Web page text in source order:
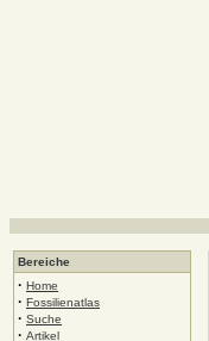
Bereiche
· Home
· Fossilienatlas
· Suche
· Artikel